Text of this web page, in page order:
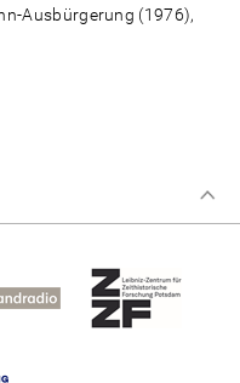
Ausbürgerung (1976),